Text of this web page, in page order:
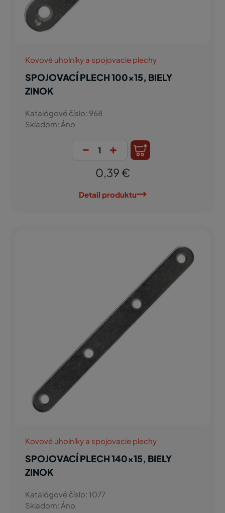
Kovové uholníky a spojovacie plechy
SPOJOVACÍ PLECH 100x15, BIELY
ZINOK
Katalógové číslo: 968
Skladom: Áno
- +
0,39 €
Detail produktu
Kovové uholníky a spojovacie plechy
SPOJOVACÍ PLECH 140x15, BIELY
ZINOK
Katalógové číslo: 1077
Skladom: Áno